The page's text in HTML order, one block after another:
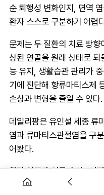
순 퇴행성 변화인지, 면역
환자 스스로 구분하기 어렵
문제는 두 질환의 치료 방
상된 연골을 원래 상태로 되
능 유지, 생활습관 관리가
기에 진단해 항류마티스제
손상과 변형을 줄일 수 있다.
데일리팜은 유인설 세종 류
염과 류마티스관절염을 구
어봤다.
활막 염증과 연골 손상...시